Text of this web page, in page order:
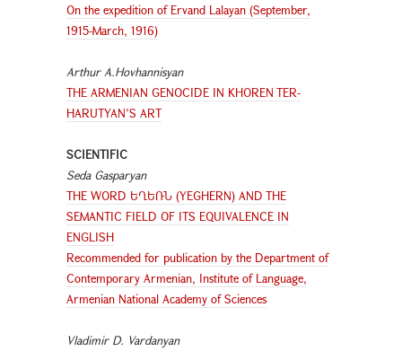
On the expedition of Ervand Lalayan (September,
1915-March, 1916)
Arthur A.Hovhannisyan
THE ARMENIAN GENOCIDE IN KHOREN TER-
HARUTYAN’S ART
SCIENTIFIC
Seda Gasparyan
THE WORD ԵՂԵՌՆ (YEGHERN) AND THE
SEMANTIC FIELD OF ITS EQUIVALENCE IN
ENGLISH
Recommended for publication by the Department of
Contemporary Armenian, Institute of Language,
Armenian National Academy of Sciences
Vladimir D. Vardanyan